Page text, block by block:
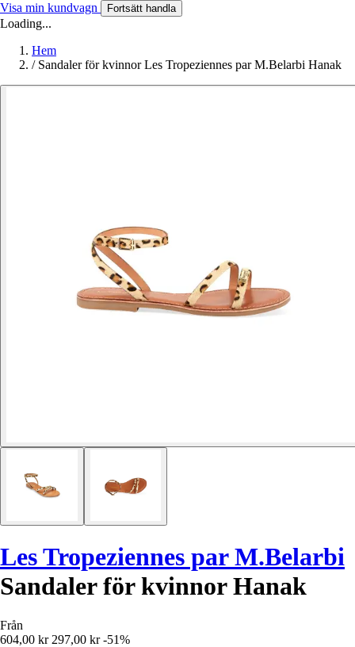
Visa min kundvagn Fortsätt handla
Loading...
Hem
/ Sandaler för kvinnor Les Tropeziennes par M.Belarbi Hanak
Les Tropeziennes par M.Belarbi
Sandaler för kvinnor Hanak
Från
604,00 kr 297,00 kr -51%